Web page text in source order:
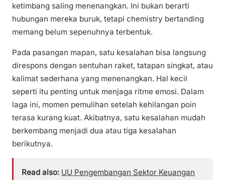
ketimbang saling menenangkan. Ini bukan berarti
hubungan mereka buruk, tetapi chemistry bertanding
memang belum sepenuhnya terbentuk.
Pada pasangan mapan, satu kesalahan bisa langsung
direspons dengan sentuhan raket, tatapan singkat, atau
kalimat sederhana yang menenangkan. Hal kecil
seperti itu penting untuk menjaga ritme emosi. Dalam
laga ini, momen pemulihan setelah kehilangan poin
terasa kurang kuat. Akibatnya, satu kesalahan mudah
berkembang menjadi dua atau tiga kesalahan
berikutnya.
Read also: UU Pengembangan Sektor Keuangan